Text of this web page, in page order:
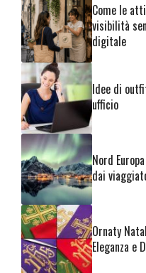
Come le
visibilità
digitale
Idee di
ufficio
Nord
dai
Ornaty
Eleganza e